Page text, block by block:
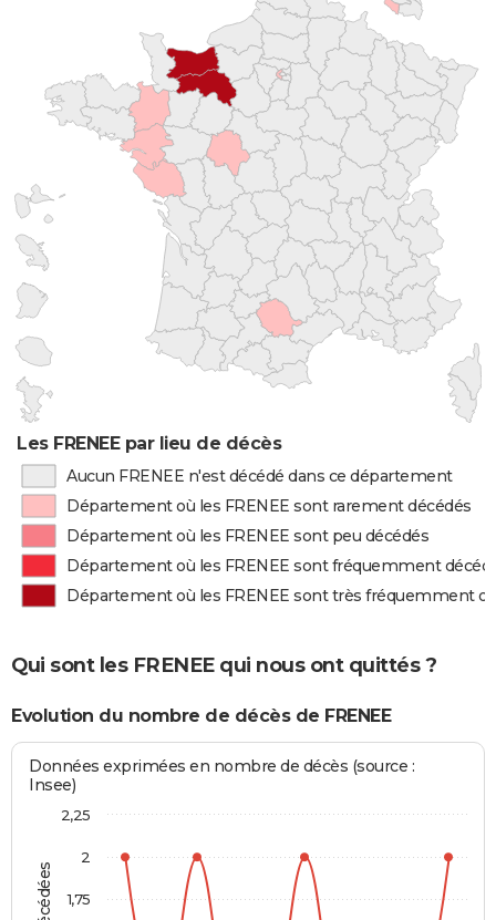
Les FRENEE par lieu de décès
Aucun FRENEE n'est décédé dans ce département
Département où les FRENEE sont rarement décédés
Département où les FRENEE sont peu décédés
Département où les FRENEE sont fréquemment
Département où les FRENEE sont très fréquemment
Qui sont les FRENEE qui nous ont quittés ?
Evolution du nombre de décès de FRENEE
Données exprimées en nombre de décès (source :
Insee)
1,75
2
2,25